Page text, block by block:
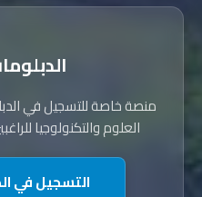
منصة خاصة للتسجيل في
العلوم والتكنولوجيا
التسجيل في